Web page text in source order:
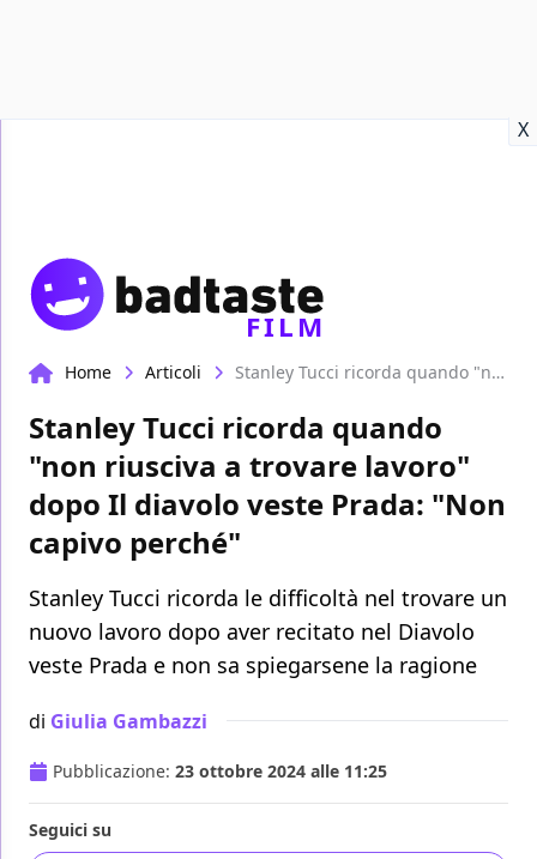
X
FILM
Home Articoli Stanley Tucci ricorda quando "non riusciva a trovare lavoro" dopo Il diavolo veste Prada: "Non capivo perché"
Stanley Tucci ricorda quando
"non riusciva a trovare lavoro"
dopo Il diavolo veste Prada: "Non
capivo perché"
Stanley Tucci ricorda le difficoltà nel trovare un
nuovo lavoro dopo aver recitato nel Diavolo
veste Prada e non sa spiegarsene la ragione
di Giulia Gambazzi
Pubblicazione: 23 ottobre 2024 alle 11:25
Seguici su